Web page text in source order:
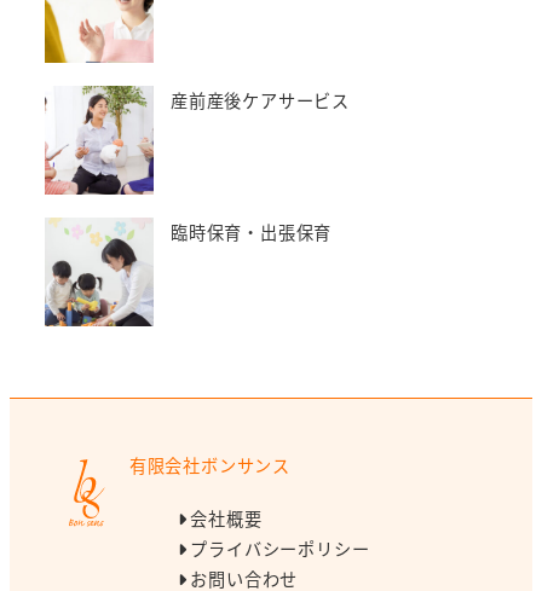
産前産後ケアサービス
臨時保育・出張保育
有限会社ボンサンス
会社概要
プライバシーポリシー
お問い合わせ